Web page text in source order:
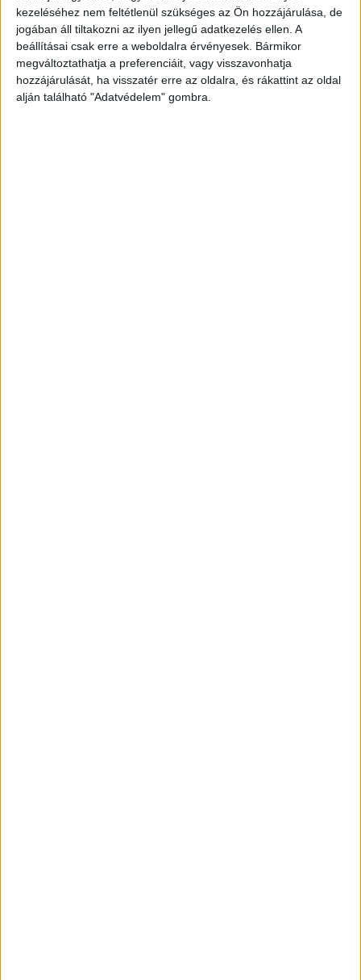
kezeléséhez nem feltétlenül szükséges az Ön hozzájárulása, de
jogában áll tiltakozni az ilyen jellegű adatkezelés ellen. A
beállításai csak erre a weboldalra érvényesek. Bármikor
megváltoztathatja a preferenciáit, vagy visszavonhatja
hozzájárulását, ha visszatér erre az oldalra, és rákattint az oldal
alján található "Adatvédelem" gombra.